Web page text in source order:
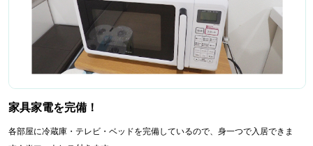
家具家電を完備！
各部屋に冷蔵庫・テレビ・ベッドを完備しているので、身一つで入居できま